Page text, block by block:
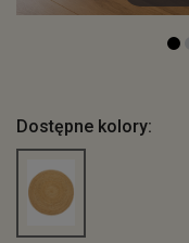
Dostępne kolory: